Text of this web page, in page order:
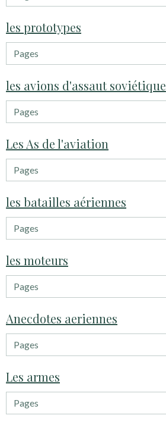
les prototypes
les avions d'assaut soviétique
Les As de l'aviation
les batailles aériennes
les moteurs
Anecdotes aeriennes
Les armes